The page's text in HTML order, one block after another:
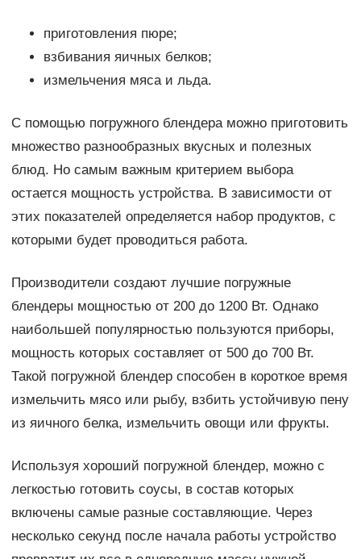
приготовления пюре;
взбивания яичных белков;
измельчения мяса и льда.
С помощью погружного блендера можно приготовить
множество разнообразных вкусных и полезных
блюд. Но самым важным критерием выбора
остается мощность устройства. В зависимости от
этих показателей определяется набор продуктов, с
которыми будет проводиться работа.
Производители создают лучшие погружные
блендеры мощностью от 200 до 1200 Вт. Однако
наибольшей популярностью пользуются приборы,
мощность которых составляет от 500 до 700 Вт.
Такой погружной блендер способен в короткое время
измельчить мясо или рыбу, взбить устойчивую пену
из яичного белка, измельчить овощи или фрукты.
Используя хороший погружной блендер, можно с
легкостью готовить соусы, в состав которых
включены самые разные составляющие. Через
несколько секунд после начала работы устройство